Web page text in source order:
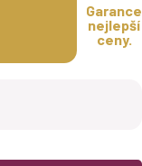
Garance
nejlepší
ceny.